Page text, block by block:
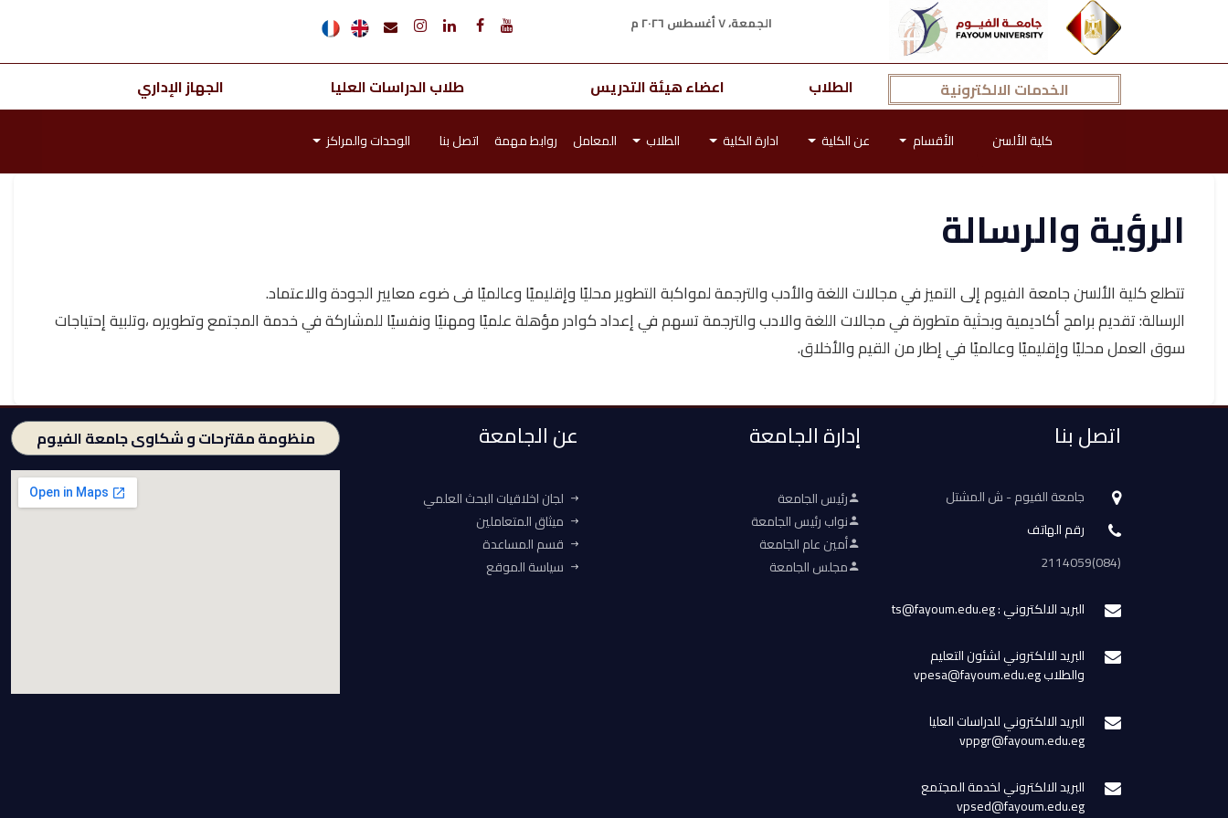
الجمعة، ٧ أغسطس ٢٠٢٦ م
الخدمات الالكترونية الطلاب اعضاء هيئة التدريس طلاب الدراسات العليا الجهاز الإداري
كلية الألسن الأقسام عن الكلية ادارة الكلية الطلاب المعامل روابط مهمة اتصل بنا الوحدات والمراكز
الرؤية والرسالة
تتطلع كلية الألسن جامعة الفيوم إلى التميز في مجالات اللغة والأدب والترجمة لمواكبة التطوير محليًا وإقليميًا وعالميًا فى ضوء معايير الجودة والاعتماد.
الرسالة: تقديم برامج أكاديمية وبحثية متطورة في مجالات اللغة والادب والترجمة تسهم في إعداد كوادر مؤهلة علميًا ومهنيًا ونفسيًا للمشاركة في خدمة المجتمع وتطويره ،وتلبية إحتياجات
سوق العمل محليًا وإقليميًا وعالميًا في إطار من القيم والأخلاق.
اتصل بنا
جامعة الفيوم - ش المشتل
رقم الهاتف
(084)2114059
البريد الالكتروني : ts@fayoum.edu.eg
البريد الالكتروني لشئون التعليم
والطلاب vpesa@fayoum.edu.eg
البريد الالكتروني للدراسات العليا
vppgr@fayoum.edu.eg
البريد الالكتروني لخدمة المجتمع
vpsed@fayoum.edu.eg
إدارة الجامعة
رئيس الجامعة
نواب رئيس الجامعة
أمين عام الجامعة
مجلس الجامعة
عن الجامعة
لجان اخلاقيات البحث العلمي
ميثاق المتعاملين
قسم المساعدة
سياسة الموقع
منظومة مقترحات و شكاوى جامعة الفيوم